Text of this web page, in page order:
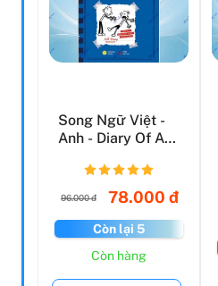
Song Ngữ Việt -
Anh - Diary Of A
96.000 đ 78.000 đ
Còn lại 5
Còn hàng